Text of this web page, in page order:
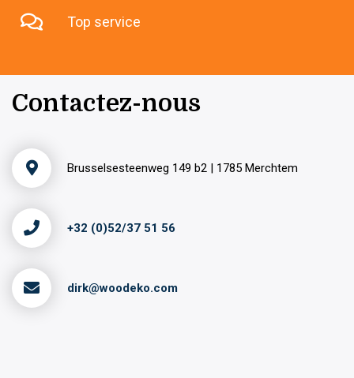
Top service
Contactez-nous
Brusselsesteenweg 149 b2 | 1785 Merchtem
+32 (0)52/37 51 56
dirk@woodeko.com